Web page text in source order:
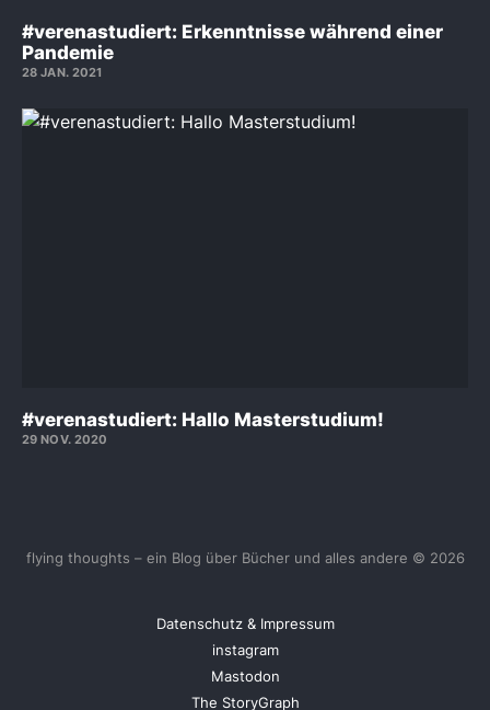
#verenastudiert: Erkenntnisse während einer
Pandemie
28 JAN. 2021
#verenastudiert: Hallo Masterstudium!
29 NOV. 2020
flying thoughts – ein Blog über Bücher und alles andere © 2026
Datenschutz & Impressum
instagram
Mastodon
The StoryGraph